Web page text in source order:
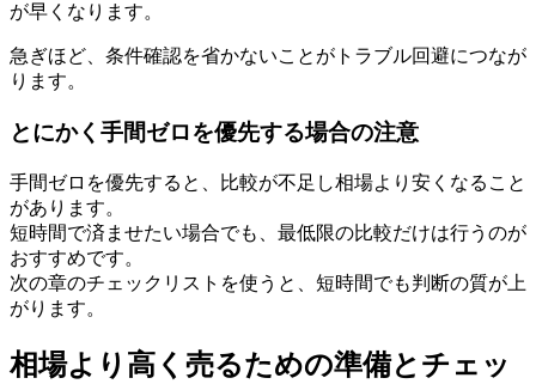
が早くなります。
急ぎほど、条件確認を省かないことがトラブル回避につなが
ります。
とにかく手間ゼロを優先する場合の注意
手間ゼロを優先すると、比較が不足し相場より安くなること
があります。
短時間で済ませたい場合でも、最低限の比較だけは行うのが
おすすめです。
次の章のチェックリストを使うと、短時間でも判断の質が上
がります。
相場より高く売るための準備とチェッ